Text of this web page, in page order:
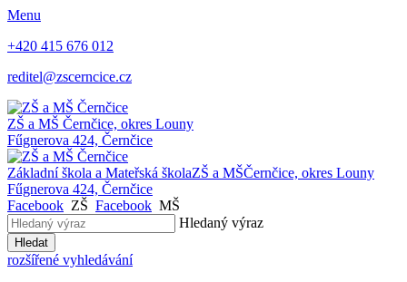
Menu
+420 415 676 012
reditel@zscerncice.cz
ZŠ a MŠ Černčice, okres Louny
Fűgnerova 424, Černčice
Základní škola a Mateřská školaZŠ a MŠČernčice, okres Louny
Fűgnerova 424, Černčice
Facebook ZŠ Facebook MŠ
Hledaný výraz
Hledat
rozšířené vyhledávání